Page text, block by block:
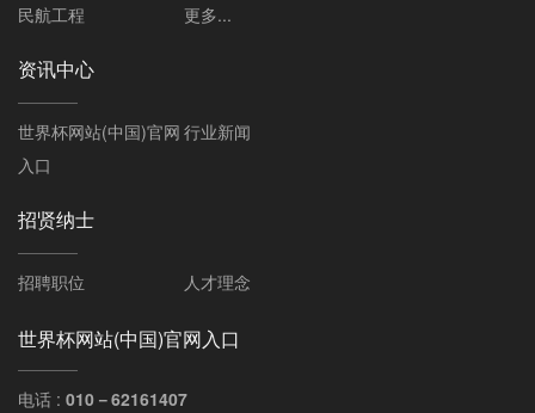
民航工程
更多...
资讯中心
世界杯网站(中国)官网
入口
行业新闻
招贤纳士
招聘职位 人才理念
世界杯网站(中国)官网入口
电话 : 010－62161407